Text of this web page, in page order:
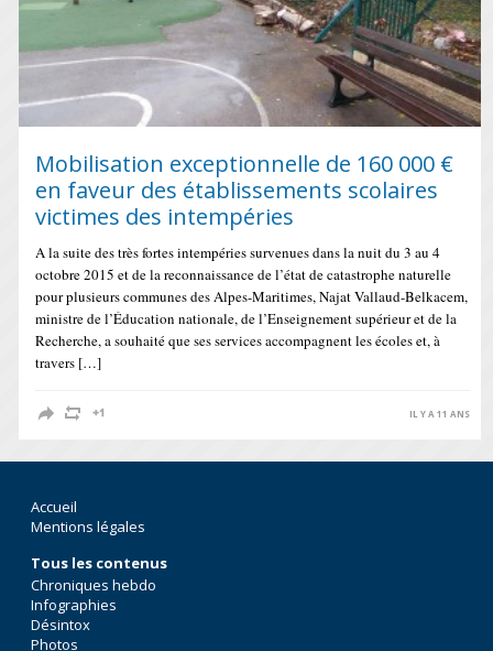
Mobilisation exceptionnelle de 160 000 €
en faveur des établissements scolaires
victimes des intempéries
A la suite des très fortes intempéries survenues dans la nuit du 3 au 4
octobre 2015 et de la reconnaissance de l’état de catastrophe naturelle
pour plusieurs communes des Alpes-Maritimes, Najat Vallaud-Belkacem,
ministre de l’Éducation nationale, de l’Enseignement supérieur et de la
Recherche, a souhaité que ses services accompagnent les écoles et, à
travers […]
IL Y A 11 ANS
Accueil
Mentions légales
Tous les contenus
Chroniques hebdo
Infographies
Désintox
Photos